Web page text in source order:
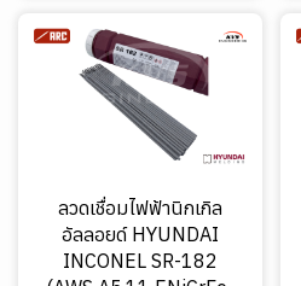
ลวดเชื่อมไฟฟ้านิกเกิล
อัลลอยด์ HYUNDAI
INCONEL SR-182